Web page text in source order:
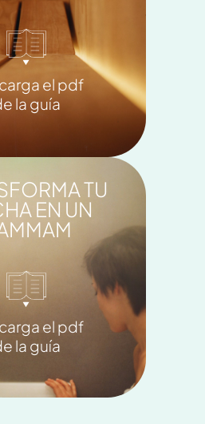
el pdf
la guía
TU
EN UN
el pdf
la guía